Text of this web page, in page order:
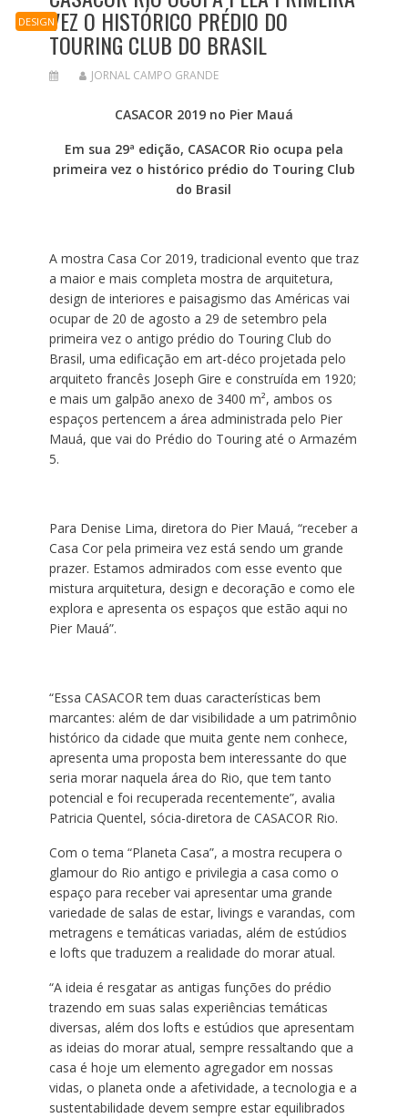
DESIGNVEZ O HISTÓRICO PRÉDIO DO
TOURING CLUB DO BRASIL
JORNAL CAMPO GRANDE
CASACOR 2019 no Pier Mauá
Em sua 29ª edição, CASACOR Rio ocupa pela
primeira vez o histórico prédio do Touring Club
do Brasil
A mostra Casa Cor 2019, tradicional evento que traz
a maior e mais completa mostra de arquitetura,
design de interiores e paisagismo das Américas vai
ocupar de 20 de agosto a 29 de setembro pela
primeira vez o antigo prédio do Touring Club do
Brasil, uma edificação em art-déco projetada pelo
arquiteto francês Joseph Gire e construída em 1920;
e mais um galpão anexo de 3400 m², ambos os
espaços pertencem a área administrada pelo Pier
Mauá, que vai do Prédio do Touring até o Armazém
5.
Para Denise Lima, diretora do Pier Mauá, “receber a
Casa Cor pela primeira vez está sendo um grande
prazer. Estamos admirados com esse evento que
mistura arquitetura, design e decoração e como ele
explora e apresenta os espaços que estão aqui no
Pier Mauá”.
“Essa CASACOR tem duas características bem
marcantes: além de dar visibilidade a um patrimônio
histórico da cidade que muita gente nem conhece,
apresenta uma proposta bem interessante do que
seria morar naquela área do Rio, que tem tanto
potencial e foi recuperada recentemente”, avalia
Patricia Quentel, sócia-diretora de CASACOR Rio.
Com o tema “Planeta Casa”, a mostra recupera o
glamour do Rio antigo e privilegia a casa como o
espaço para receber vai apresentar uma grande
variedade de salas de estar, livings e varandas, com
metragens e temáticas variadas, além de estúdios
e lofts que traduzem a realidade do morar atual.
“A ideia é resgatar as antigas funções do prédio
trazendo em suas salas experiências temáticas
diversas, além dos lofts e estúdios que apresentam
as ideias do morar atual, sempre ressaltando que a
casa é hoje um elemento agregador em nossas
vidas, o planeta onde a afetividade, a tecnologia e a
sustentabilidade devem sempre estar equilibrados